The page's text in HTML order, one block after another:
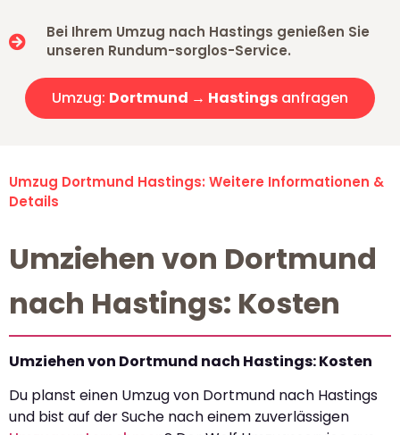
Bei Ihrem Umzug nach Hastings genießen Sie
unseren Rundum-sorglos-Service.
Umzug: Dortmund → Hastings anfragen
Umzug Dortmund Hastings: Weitere Informationen &
Details
Umziehen von Dortmund
nach Hastings: Kosten
Umziehen von Dortmund nach Hastings: Kosten
Du planst einen Umzug von Dortmund nach Hastings
und bist auf der Suche nach einem zuverlässigen